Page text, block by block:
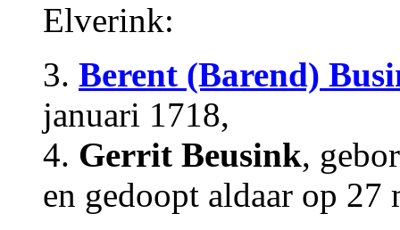
Elverink:
3. Berent (Barend)
januari 1718,
4. Gerrit Beusink,
en gedoopt aldaar op 27